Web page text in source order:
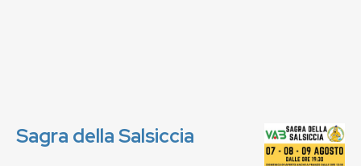
Sagra della Salsiccia